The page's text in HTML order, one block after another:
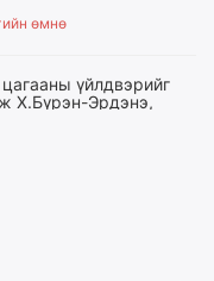
өмнө
үйлдвэрийг
Х.Бүрэн-Эрдэнэ,